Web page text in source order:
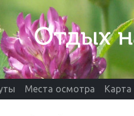
Места осмотра Карта